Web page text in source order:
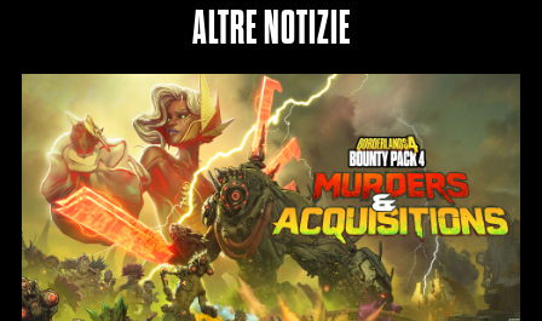
priva
cy di
YouT
ube
e il
trasf
erim
ento
ALTRE NOTIZIE